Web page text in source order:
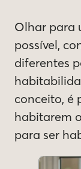
Olhar para
possível,
diferentes
conceito, é
habitarem
para ser